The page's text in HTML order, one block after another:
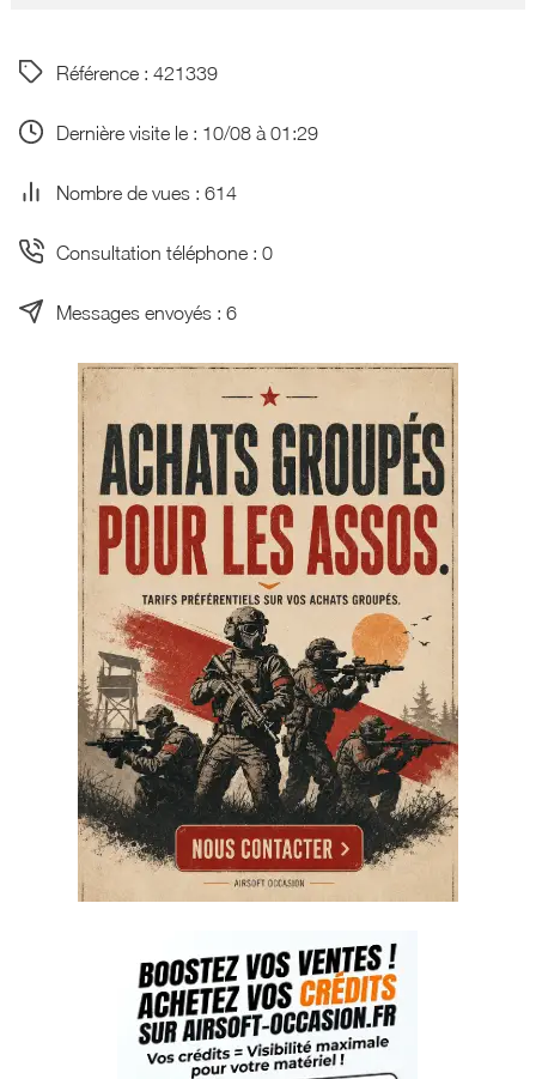
Référence : 421339
Dernière visite le : 10/08 à 01:29
Nombre de vues : 614
Consultation téléphone : 0
Messages envoyés : 6